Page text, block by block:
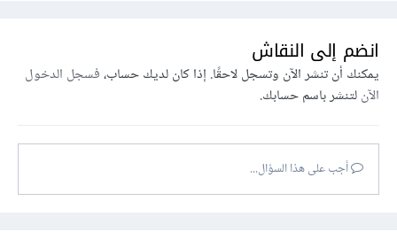
انضم إلى النقاش
يمكنك أن تنشر الآن وتسجل لاحقًا. إذا كان لديك حساب،فسجل الدخول
الآنلتنشر باسم حسابك.
أجب على هذا السؤال...